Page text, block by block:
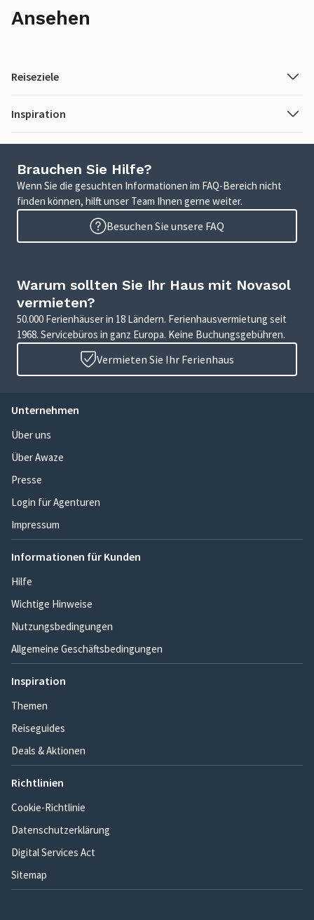
Ansehen
Reiseziele
Inspiration
Brauchen Sie Hilfe?
Wenn Sie die gesuchten Informationen im FAQ-Bereich nicht
finden können, hilft unser Team Ihnen gerne weiter.
Besuchen Sie unsere FAQ
Warum sollten Sie Ihr Haus mit Novasol
vermieten?
50.000 Ferienhäuser in 18 Ländern. Ferienhausvermietung seit
1968. Servicebüros in ganz Europa. Keine Buchungsgebühren.
Vermieten Sie Ihr Ferienhaus
Unternehmen
Über uns
Über Awaze
Presse
Login für Agenturen
Impressum
Informationen für Kunden
Hilfe
Wichtige Hinweise
Nutzungsbedingungen
Allgemeine Geschäftsbedingungen
Inspiration
Themen
Reiseguides
Deals & Aktionen
Richtlinien
Cookie-Richtlinie
Datenschutzerklärung
Digital Services Act
Sitemap